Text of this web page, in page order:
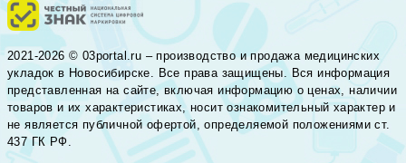
2021-2026 © 03portal.ru – производство и продажа медицинских
укладок в Новосибирске. Все права защищены. Вся информация
представленная на сайте, включая информацию о ценах, наличии
товаров и их характеристиках, носит ознакомительный характер и
не является публичной офертой, определяемой положениями ст.
437 ГК РФ.